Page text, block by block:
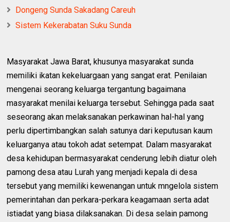
Dongeng Sunda Sakadang Careuh
Sistem Kekerabatan Suku Sunda
Masyarakat Jawa Barat, khusunya masyarakat sunda
memiliki ikatan kekeluargaan yang sangat erat. Penilaian
mengenai seorang keluarga tergantung bagaimana
masyarakat menilai keluarga tersebut. Sehingga pada saat
seseorang akan melaksanakan perkawinan hal-hal yang
perlu dipertimbangkan salah satunya dari keputusan kaum
keluarganya atau tokoh adat setempat. Dalam masyarakat
desa kehidupan bermasyarakat cenderung lebih diatur oleh
pamong desa atau Lurah yang menjadi kepala di desa
tersebut yang memiliki kewenangan untuk mngelola sistem
pemerintahan dan perkara-perkara keagamaan serta adat
istiadat yang biasa dilaksanakan. Di desa selain pamong